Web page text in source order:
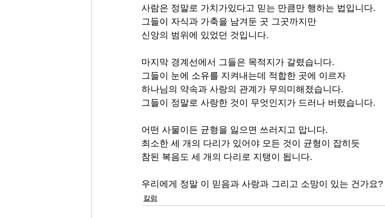
사람은 정말로 가치가있다고 믿는 만큼만 행하는 법입니다.
그들이 자식과 가축을 남겨둔 곳 그곳까지만
신앙의 범위에 있었던 것입니다.
마지막 경계선에서 그들은 목적지가 갈렸습니다.
그들이 눈에 소유를 지켜내는데 적합한 곳에 이르자
하나님의 약속과 사랑의 관계가 무의미해졌습니다.
그들이 정말로 사랑한 것이 무엇인지가 드러나 버렸습니다.
어떤 사물이든 균형을 잃으면 쓰러지고 맙니다.
최소한 세 개의 다리가 있어야 모든 것이 균형이 잡히듯
참된 복음도 세 개의 다리로 지탱이 됩니다.
우리에게 정말 이 믿음과 사랑과 그리고 소망이 있는 건가요?
칼럼